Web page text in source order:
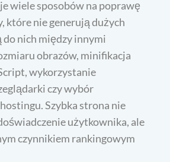
wiele sposobów na poprawę
które nie generują dużych
do nich między innymi
obrazów, minifikacja
wykorzystanie
czy wybór
Szybka strona nie
użytkownika, ale
czynnikiem rankingowym